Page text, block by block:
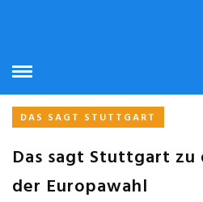
DAS SAGT STUTTGART
Das sagt Stuttgart zu
der Europawahl